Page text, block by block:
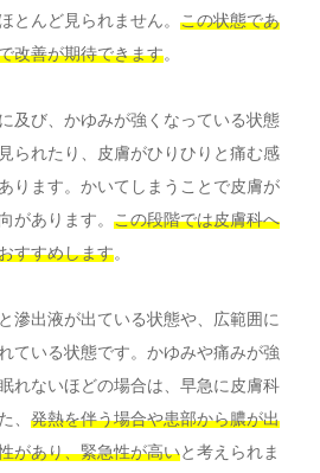
とんど見られません。 この状態であ
改善が期待できます。
及び、かゆみが強くなっている状態
られたり、皮膚がひりひりと痛む感
ります。かいてしまうことで皮膚が
があります。 この段階では皮膚科へ
すすめします。
滲出液が出ている状態や、広範囲に
ている状態です。かゆみや痛みが強
れないほどの場合は、早急に皮膚科
、 発熱を伴う場合や患部から膿が出
があり、緊急性が高いと考えられま